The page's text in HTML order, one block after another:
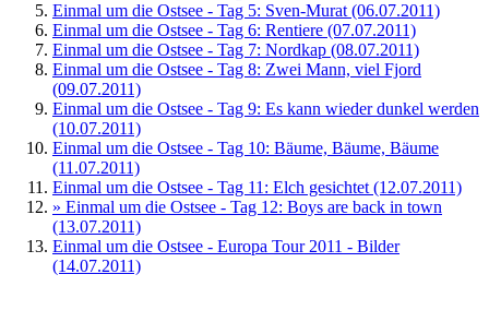
Einmal um die Ostsee - Tag 5: Sven-Murat (06.07.2011)
Einmal um die Ostsee - Tag 6: Rentiere (07.07.2011)
Einmal um die Ostsee - Tag 7: Nordkap (08.07.2011)
Einmal um die Ostsee - Tag 8: Zwei Mann, viel Fjord
(09.07.2011)
Einmal um die Ostsee - Tag 9: Es kann wieder dunkel werden
(10.07.2011)
Einmal um die Ostsee - Tag 10: Bäume, Bäume, Bäume
(11.07.2011)
Einmal um die Ostsee - Tag 11: Elch gesichtet (12.07.2011)
» Einmal um die Ostsee - Tag 12: Boys are back in town
(13.07.2011)
Einmal um die Ostsee - Europa Tour 2011 - Bilder
(14.07.2011)